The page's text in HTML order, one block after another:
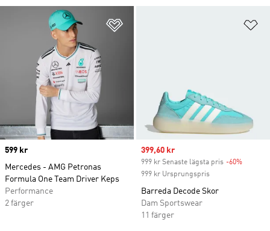
Price
599 kr
Mercedes - AMG Petronas
Formula One Team Driver Keps
Performance
2 färger
Sale price
399,60 kr
999 kr Senaste lägsta pris -60%
999 kr Ursprungspris
Barreda Decode Skor
Dam Sportswear
11 färger